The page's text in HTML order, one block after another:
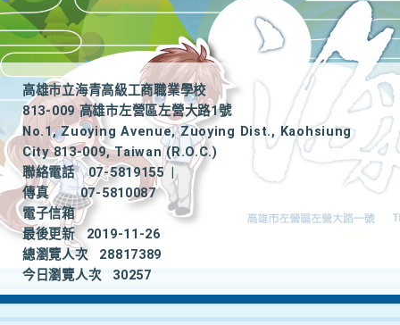
高雄市立海青高級工商職業學校
813-009 高雄市左營區左營大路1號
No.1, Zuoying Avenue, Zuoying Dist., Kaohsiung
City 813-009, Taiwan (R.O.C.)
聯絡電話
07-5819155
|
傳真
07-5810087
電子信箱
最後更新
2019-11-26
總瀏覽人次
28817389
今日瀏覽人次
30257